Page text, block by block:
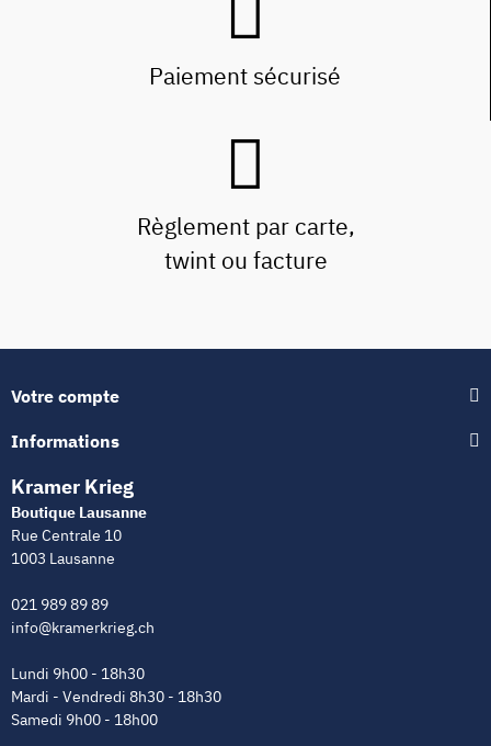
Paiement sécurisé
Règlement par carte,
twint ou facture
Votre compte
Informations
Kramer Krieg
Boutique Lausanne
Rue Centrale 10
1003 Lausanne
021 989 89 89
info@kramerkrieg.ch
Lundi 9h00 - 18h30
Mardi - Vendredi 8h30 - 18h30
Samedi 9h00 - 18h00